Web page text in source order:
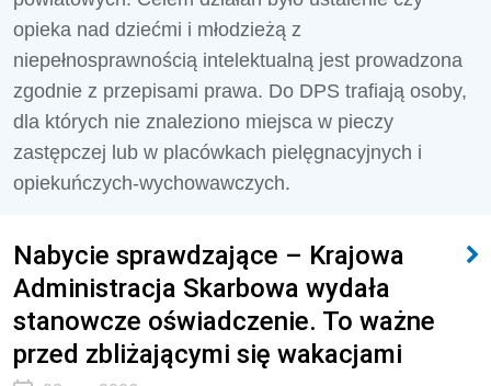
opieka nad dziećmi i młodzieżą z
niepełnosprawnością intelektualną jest prowadzona
zgodnie z przepisami prawa. Do DPS trafiają osoby,
dla których nie znaleziono miejsca w pieczy
zastępczej lub w placówkach pielęgnacyjnych i
opiekuńczych-wychowawczych.
Nabycie sprawdzające – Krajowa
Administracja Skarbowa wydała
stanowcze oświadczenie. To ważne
przed zbliżającymi się wakacjami